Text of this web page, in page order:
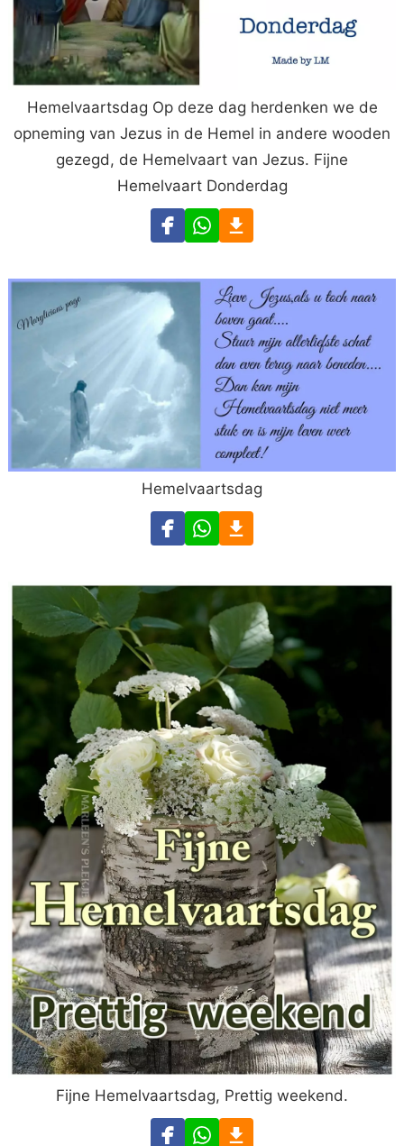
Hemelvaartsdag Op deze dag herdenken we de
opneming van Jezus in de Hemel in andere wooden
gezegd, de Hemelvaart van Jezus. Fijne
Hemelvaart Donderdag
Hemelvaartsdag
Fijne Hemelvaartsdag, Prettig weekend.